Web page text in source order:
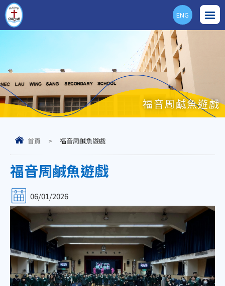
ENG
福音周鹹魚遊戲
首頁 > 福音周鹹魚遊戲
福音周鹹魚遊戲
06/01/2026